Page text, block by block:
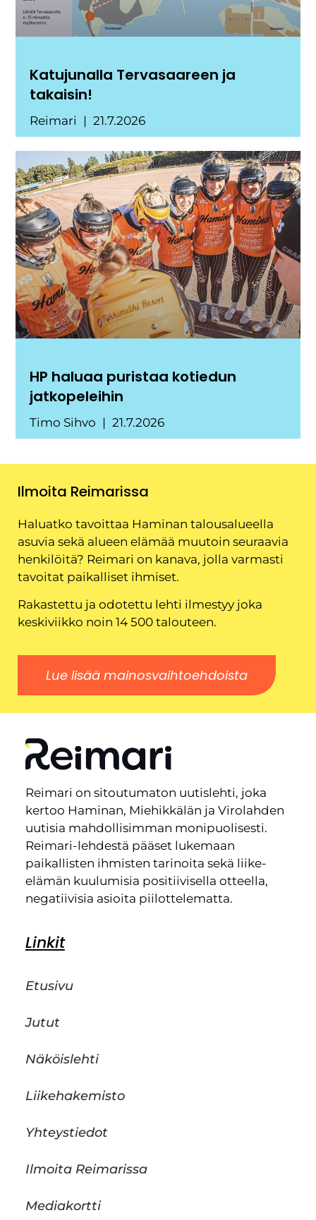
Katujunalla Tervasaareen ja
takaisin!
Reimari 21.7.2026
HP haluaa puristaa kotiedun
jatkopeleihin
Timo Sihvo 21.7.2026
Ilmoita Reimarissa
Haluatko tavoittaa Haminan talousalueella
asuvia sekä alueen elämää muutoin seuraavia
henkilöitä? Reimari on kanava, jolla varmasti
tavoitat paikalliset ihmiset.
Rakastettu ja odotettu lehti ilmestyy joka
keskiviikko noin 14 500 talouteen.
Lue lisää mainosvaihtoehdoista
Reimari on sitoutumaton uutislehti, joka
kertoo Haminan, Miehikkälän ja Virolahden
uutisia mahdollisimman monipuolisesti.
Reimari-lehdestä pääset lukemaan
paikallisten ihmisten tarinoita sekä liike-
elämän kuulumisia positiivisella otteella,
negatiivisia asioita piilottelematta.
Linkit
Etusivu
Jutut
Näköislehti
Liikehakemisto
Yhteystiedot
Ilmoita Reimarissa
Mediakortti